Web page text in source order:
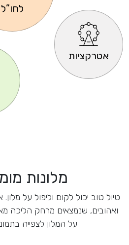
לחו”ל
אטרקציות
מלונות
טיול טוב יכול לקום וליפול על
ואהובים, שנמצאים מרחק הליכה
על המלון לצפייה